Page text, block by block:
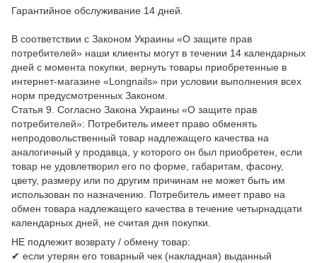
Гарантийное обслуживание 14 дней.
В соответствии с Законом Украины «О защите прав
потребителей» наши клиенты могут в течении 14 календарных
дней с момента покупки, вернуть товары приобретенные в
интернет-магазине «Longnails» при условии выполнения всех
норм предусмотренных Законом.
Статья 9. Согласно Закона Украины «О защите прав
потребителей»: Потребитель имеет право обменять
непродовольственный товар надлежащего качества на
аналогичный у продавца, у которого он был приобретен, если
товар не удовлетворил его по форме, габаритам, фасону,
цвету, размеру или по другим причинам не может быть им
использован по назначению. Потребитель имеет право на
обмен товара надлежащего качества в течение четырнадцати
календарных дней, не считая дня покупки.
НЕ подлежит возврату / обмену товар:
✔ если утерян его товарный чек (накладная) выданный